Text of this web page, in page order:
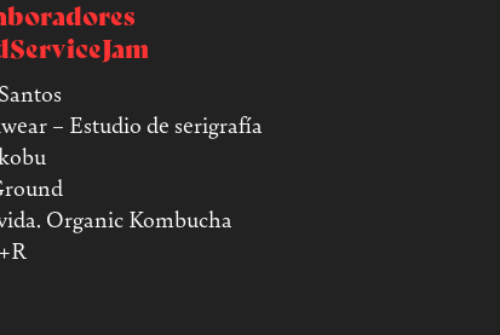
– Estudio de serigrafía
Organic Kombucha